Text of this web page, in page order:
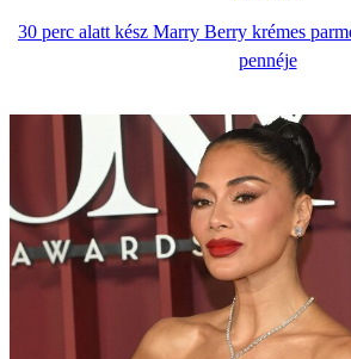
30 perc alatt kész Marry Berry krémes
pennéje